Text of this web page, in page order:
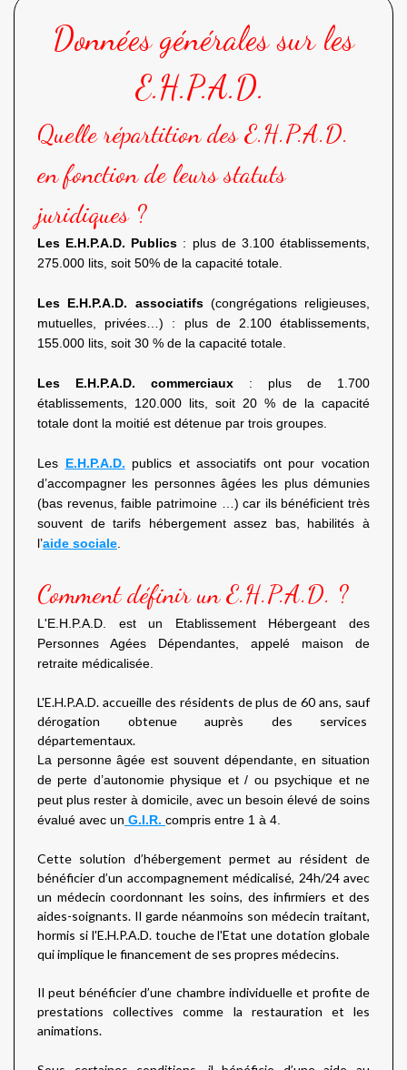
Données générales sur les
E.H.P.A.D.
Quelle répartition des E.H.P.A.D.
en fonction de leurs statuts
juridiques ?
Les E.H.P.A.D. Publics : plus de 3.100 établissements,
275.000 lits, soit 50% de la capacité totale.
Les E.H.P.A.D. associatifs(congrégations religieuses,
mutuelles, privées…) : plus de 2.100 établissements,
155.000 lits, soit 30 % de la capacité totale.
Les E.H.P.A.D. commerciaux : plus de 1.700
établissements, 120.000 lits, soit 20 % de la capacité
totale dont la moitié est détenue par trois groupes.
Les E.H.P.A.D. publics et associatifs ont pour vocation
d’accompagner les personnes âgées les plus démunies
(bas revenus, faible patrimoine …) car ils bénéficient très
souvent de tarifs hébergement assez bas, habilités à
l’aide sociale
Comment définir un E.H.P.A.D. ?
L'E.H.P.A.D. est un Etablissement Hébergeant des
Personnes Agées Dépendantes, appelé maison de
retraite médicalisée.
L'E.H.P.A.D. accueille des résidents de plus de 60 ans, sauf
dérogation obtenue auprès des services
départementaux.
La personne âgée est souvent dépendante, en situation
de perte d’autonomie physique et / ou psychique et ne
peut plus rester à domicile, avec un besoin élevé de soins
évalué avec un G.I.R. compris entre 1 à 4.
Cette solution d’hébergement permet au résident de
bénéficier d’un accompagnement médicalisé, 24h/24 avec
un médecin coordonnant les soins, des infirmiers et des
aides-soignants. Il garde néanmoins son médecin traitant,
hormis si l'E.H.P.A.D. touche de l'Etat une dotation globale
qui implique le financement de ses propres médecins.
Il peut bénéficier d’une chambre individuelle et profite de
prestations collectives comme la restauration et les
animations.